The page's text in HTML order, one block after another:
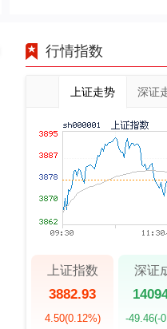
行情指数
上证走势 深证
上证指数
3882.93
4.50(0.12%)
深证
-49.46(-